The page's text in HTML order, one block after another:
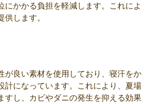
にかかる負担を軽減します。これによ
します。
が良い素材を使用しており、寝汗をか
計になっています。これにより、夏場
すし、カビやダニの発生を抑える効果